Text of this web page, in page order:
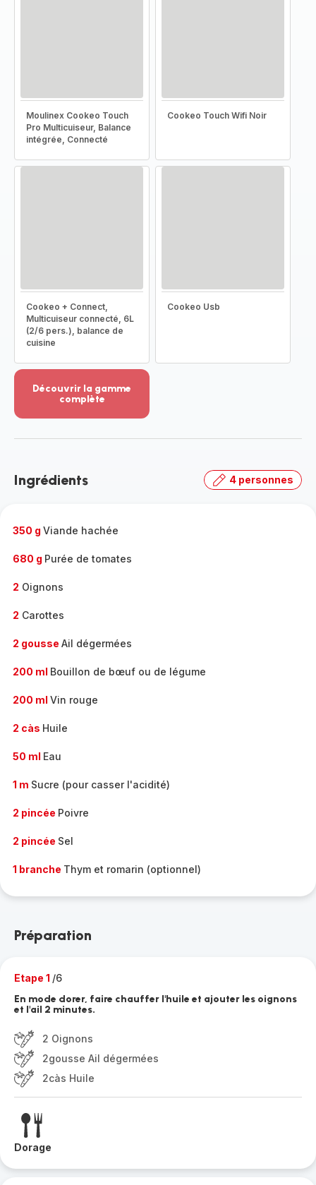
Moulinex Cookeo Touch
Pro Multicuiseur, Balance
intégrée, Connecté
Cookeo Touch Wifi Noir
Cookeo + Connect,
Multicuiseur connecté, 6L
(2/6 pers.), balance de
cuisine
Cookeo Usb
Découvrir la gamme
complète
-
gamme
Ingrédients 4 personnes
350 g Viande hachée
680 g Purée de tomates
2 Oignons
2 Carottes
2 gousse Ail dégermées
200 ml Bouillon de bœuf ou de légume
200 ml Vin rouge
2 càs Huile
50 ml Eau
1 m Sucre (pour casser l'acidité)
2 pincée Poivre
2 pincée Sel
1 branche Thym et romarin (optionnel)
Préparation
Etape 1 /6
En mode dorer, faire chauffer l'huile et ajouter les oignons
et l'ail 2 minutes.
2 Oignons
2gousse Ail dégermées
2càs Huile
Dorage